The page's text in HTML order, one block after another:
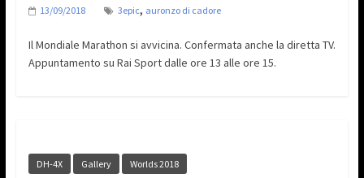
13/09/2018 3epic, auronzo di cadore
Il Mondiale Marathon si avvicina. Confermata anche la diretta TV.
Appuntamento su Rai Sport dalle ore 13 alle ore 15.
DH-4X Gallery Worlds 2018